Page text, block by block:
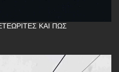
ΚΑΙ ΠΏΣ